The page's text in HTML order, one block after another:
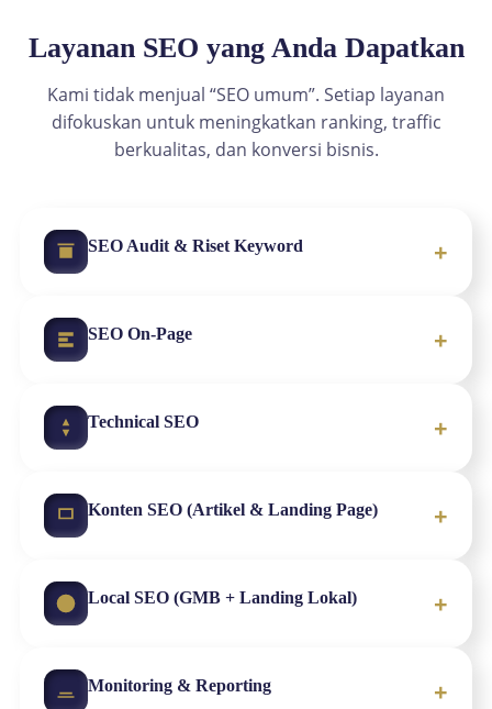
Layanan SEO yang Anda Dapatkan
Kami tidak menjual “SEO umum”. Setiap layanan
difokuskan untuk meningkatkan ranking, traffic
berkualitas, dan konversi bisnis.
SEO Audit & Riset Keyword +
SEO On-Page +
Technical SEO +
Konten SEO (Artikel & Landing Page) +
Local SEO (GMB + Landing Lokal) +
Monitoring & Reporting +